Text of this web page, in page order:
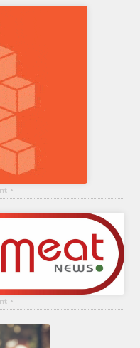
▴
▴